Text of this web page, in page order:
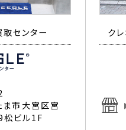
センター
市大宮区宮
ビル1F
ク